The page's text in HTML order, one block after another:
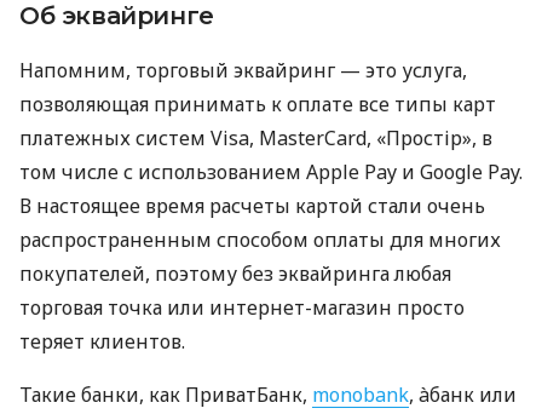
Об эквайринге
Напомним, торговый эквайринг — это услуга,
позволяющая принимать к оплате все типы карт
платежных систем Visa, MasterCard, «Простір», в
том числе с использованием Apple Pay и Google Pay.
В настоящее время расчеты картой стали очень
распространенным способом оплаты для многих
покупателей, поэтому без эквайринга любая
торговая точка или интернет-магазин просто
теряет клиентов.
Такие банки, как ПриватБанк, monobank, àбанк или